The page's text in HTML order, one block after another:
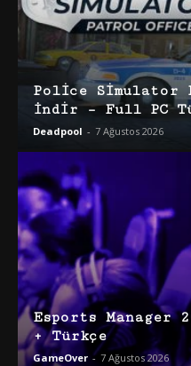
Police
İndir – Full PC
Deadpool - 7 Ağustos 2026
Esports Manager
+ Türkçe
GameOver - 7 Ağustos 2026